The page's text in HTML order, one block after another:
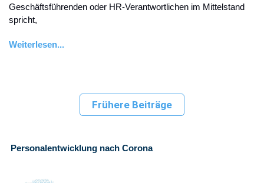
Geschäftsführenden oder HR-Verantwortlichen im Mittelstand
spricht,
Weiterlesen...
Frühere Beiträge
Personalentwicklung nach Corona